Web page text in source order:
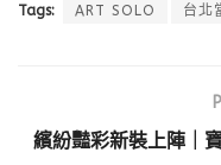
Tags: ART SOLO 台北
繽紛豔彩新裝上陣｜